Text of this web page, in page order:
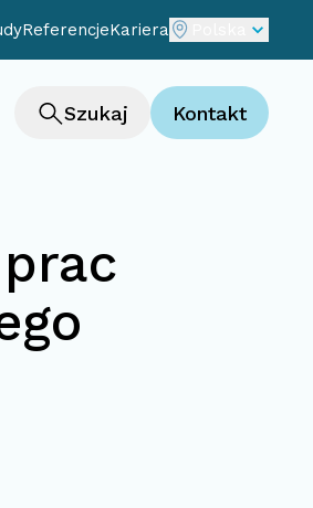
ReferencjeKariera
Szukaj Kontakt